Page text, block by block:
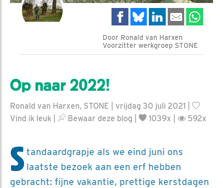
Door Ronald van Harxen
Voorzitter werkgroep STONE
Op naar 2022!
Ronald van Harxen, STONE | vrijdag 30 juli 2021 |
Vind ik leuk
Bewaar deze blog 1039x | 592x
Standaardgrapje als we eind juni ons
laatste bezoek aan een erf hebben
gebracht: fijne vakantie, prettige kerstdagen